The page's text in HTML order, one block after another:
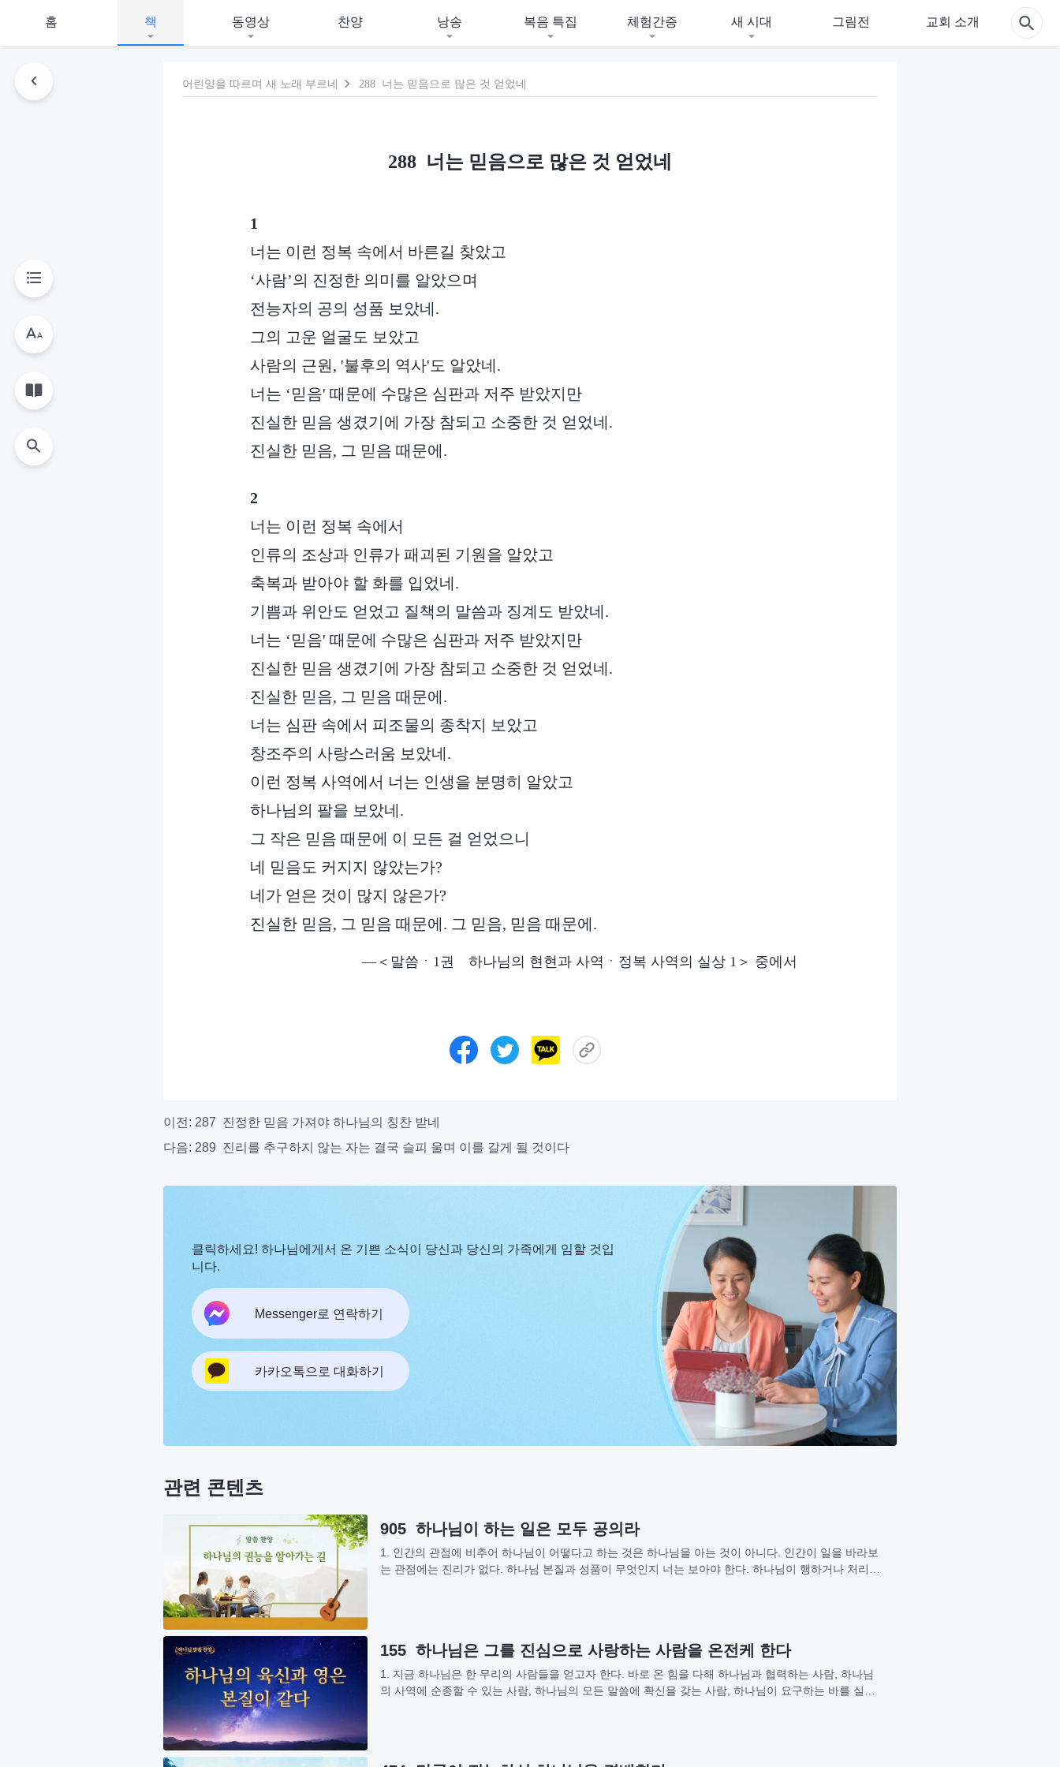
홈 책 동영상 찬양 낭송 복음 특집 체험간증 새 시대 그림전 교회 소개
어린양을 따르며 새 노래 부르네 288 너는 믿음으로 많은 것 얻었네
288 너는 믿음으로 많은 것 얻었네
1
너는 이런 정복 속에서 바른길 찾았고
‘사람’의 진정한 의미를 알았으며
전능자의 공의 성품 보았네.
그의 고운 얼굴도 보았고
사람의 근원, '불후의 역사'도 알았네.
너는 ‘믿음' 때문에 수많은 심판과 저주 받았지만
진실한 믿음 생겼기에 가장 참되고 소중한 것 얻었네.
진실한 믿음, 그 믿음 때문에.
2
너는 이런 정복 속에서
인류의 조상과 인류가 패괴된 기원을 알았고
축복과 받아야 할 화를 입었네.
기쁨과 위안도 얻었고 질책의 말씀과 징계도 받았네.
너는 ‘믿음' 때문에 수많은 심판과 저주 받았지만
진실한 믿음 생겼기에 가장 참되고 소중한 것 얻었네.
진실한 믿음, 그 믿음 때문에.
너는 심판 속에서 피조물의 종착지 보았고
창조주의 사랑스러움 보았네.
이런 정복 사역에서 너는 인생을 분명히 알았고
하나님의 팔을 보았네.
그 작은 믿음 때문에 이 모든 걸 얻었으니
네 믿음도 커지지 않았는가?
네가 얻은 것이 많지 않은가?
진실한 믿음, 그 믿음 때문에. 그 믿음, 믿음 때문에.
―＜말씀ㆍ1권 하나님의 현현과 사역ㆍ정복 사역의 실상 1＞ 중에서
이전: 287 진정한 믿음 가져야 하나님의 칭찬 받네
다음: 289 진리를 추구하지 않는 자는 결국 슬피 울며 이를 갈게 될 것이다
클릭하세요! 하나님에게서 온 기쁜 소식이 당신과 당신의 가족에게 임할 것입
니다.
Messenger로 연락하기
카카오톡으로 대화하기
관련 콘텐츠
905 하나님이 하는 일은 모두 공의라
1. 인간의 관점에 비추어 하나님이 어떻다고 하는 것은 하나님을 아는 것이 아니다. 인간이 일을 바라보
는 관점에는 진리가 없다. 하나님 본질과 성품이 무엇인지 너는 보아야 한다. 하나님이 행하거나 처리한
155 하나님은 그를 진심으로 사랑하는 사람을 온전케 한다
1. 지금 하나님은 한 무리의 사람들을 얻고자 한다. 바로 온 힘을 다해 하나님과 협력하는 사람, 하나님
의 사역에 순종할 수 있는 사람, 하나님의 모든 말씀에 확신을 갖는 사람, 하나님이 요구하는 바를 실천